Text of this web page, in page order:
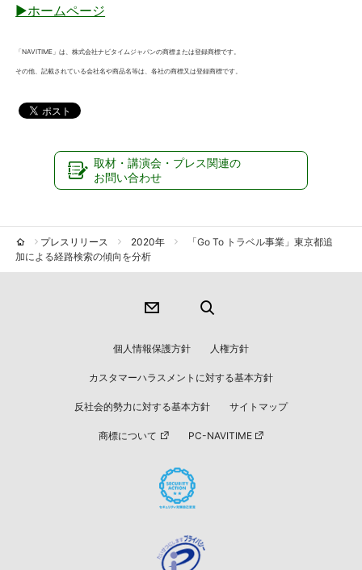
▶ホームページ
「NAVITIME」は、株式会社ナビタイムジャパンの商標または登録商標です。
その他、記載されている会社名や商品名等は、各社の商標又は登録商標です。
取材・講演会・プレス関連の
お問い合わせ
プレスリリース 2020年
「Go To トラベル事業」東京都追
加による経路検索の傾向を分析
個人情報保護方針 人権方針
カスタマーハラスメントに対する基本方針
反社会的勢力に対する基本方針 サイトマップ
商標について PC-NAVITIME